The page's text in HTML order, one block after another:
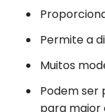
Permite a
Muitos
Podem ser
para maior